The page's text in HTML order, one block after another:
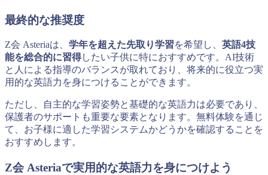
最終的な推奨度
Z会 Asteriaは、 学年を超えた先取り学習を希望し、 英語4技
能を総合的に習得したい子供に特におすすめです。AI技術
と人による指導のバランスが取れており、将来的に役立つ実
用的な英語力を身につけることができます。
ただし、自主的な学習姿勢と基礎的な英語力は必要であり、
保護者のサポートも重要な要素となります。無料体験を通じ
て、お子様に適した学習システムかどうかを確認することを
おすすめします。
Z会 Asteriaで実用的な英語力を身につけよう